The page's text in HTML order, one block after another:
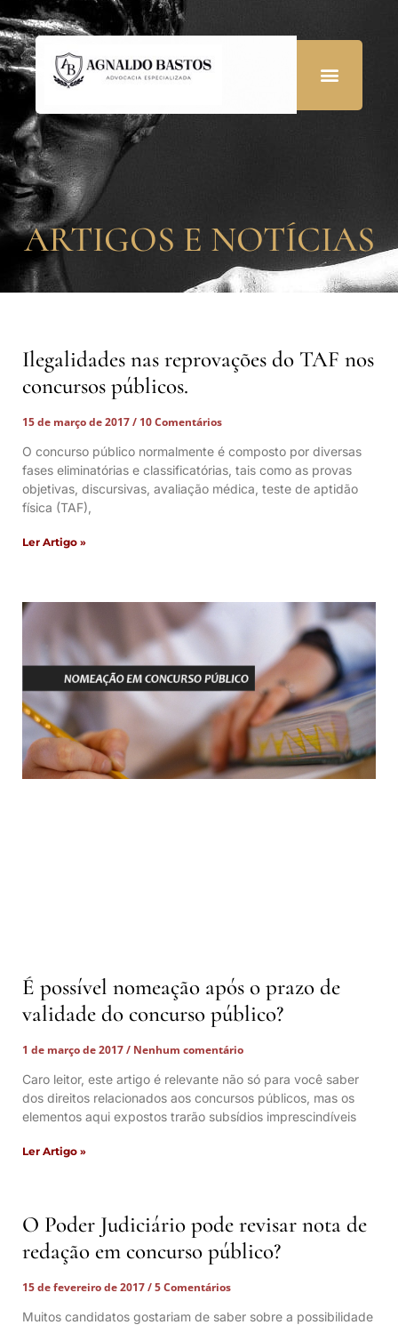
ARTIGOS E NOTÍCIAS
Ilegalidades nas reprovações do TAF nos
concursos públicos.
15 de março de 2017
10 Comentários
O concurso público normalmente é composto por diversas
fases eliminatórias e classificatórias, tais como as provas
objetivas, discursivas, avaliação médica, teste de aptidão
física (TAF),
Ler Artigo »
É possível nomeação após o prazo de
validade do concurso público?
1 de março de 2017
Nenhum comentário
Caro leitor, este artigo é relevante não só para você saber
dos direitos relacionados aos concursos públicos, mas os
elementos aqui expostos trarão subsídios imprescindíveis
Ler Artigo »
O Poder Judiciário pode revisar nota de
redação em concurso público?
15 de fevereiro de 2017
5 Comentários
Muitos candidatos gostariam de saber sobre a possibilidade